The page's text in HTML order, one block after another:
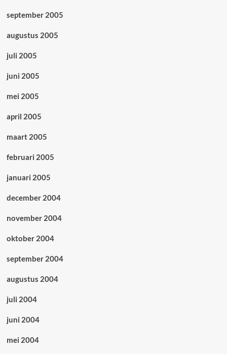
september 2005
augustus 2005
juli 2005
juni 2005
mei 2005
april 2005
maart 2005
februari 2005
januari 2005
december 2004
november 2004
oktober 2004
september 2004
augustus 2004
juli 2004
juni 2004
mei 2004